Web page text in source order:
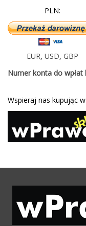
PLN:
EUR, USD, GBP
Numer konta do wpłat
Wspieraj nas kupując